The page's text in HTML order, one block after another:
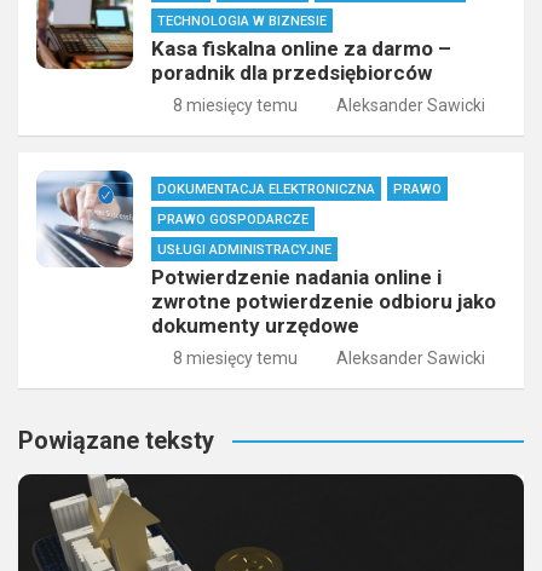
TECHNOLOGIA W BIZNESIE
Kasa fiskalna online za darmo –
poradnik dla przedsiębiorców
8 miesięcy temu Aleksander Sawicki
DOKUMENTACJA ELEKTRONICZNA
PRAWO
PRAWO GOSPODARCZE
USŁUGI ADMINISTRACYJNE
Potwierdzenie nadania online i
zwrotne potwierdzenie odbioru jako
dokumenty urzędowe
8 miesięcy temu Aleksander Sawicki
Powiązane teksty